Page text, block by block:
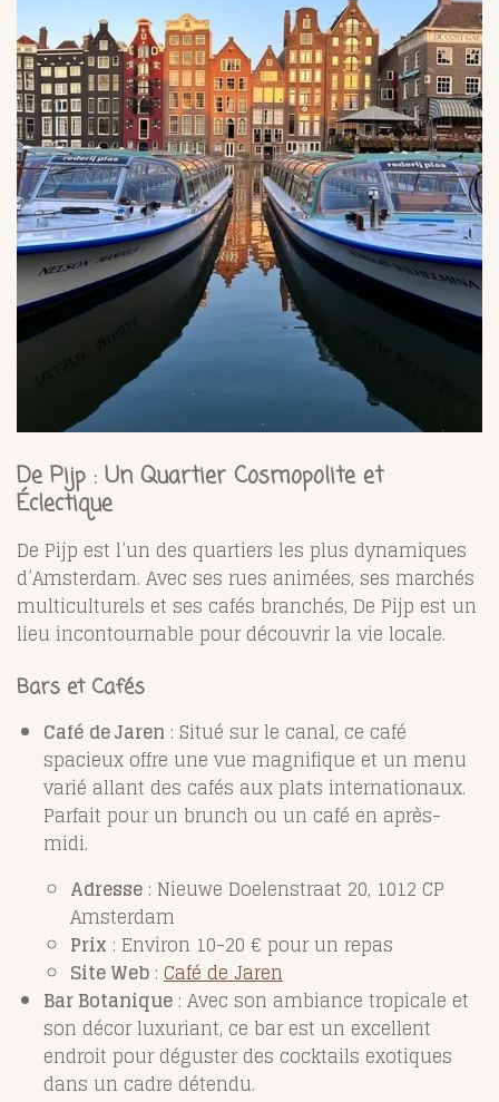
De Pijp : Un Quartier Cosmopolite et
Éclectique
De Pijp est l’un des quartiers les plus dynamiques
d’Amsterdam. Avec ses rues animées, ses marchés
multiculturels et ses cafés branchés, De Pijp est un
lieu incontournable pour découvrir la vie locale.
Bars et Cafés
Café de Jaren : Situé sur le canal, ce café
spacieux offre une vue magnifique et un menu
varié allant des cafés aux plats internationaux.
Parfait pour un brunch ou un café en après-
midi.
Adresse : Nieuwe Doelenstraat 20, 1012 CP
Amsterdam
Prix : Environ 10-20 € pour un repas
Site Web : Café de Jaren
Bar Botanique : Avec son ambiance tropicale et
son décor luxuriant, ce bar est un excellent
endroit pour déguster des cocktails exotiques
dans un cadre détendu.